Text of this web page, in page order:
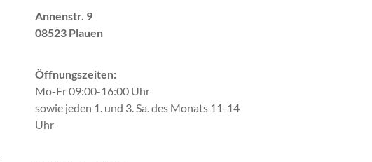
Annenstr. 9
08523 Plauen
Öffnungszeiten:
Mo-Fr 09:00-16:00 Uhr
sowie jeden 1. und 3. Sa. des Monats 11-14
Uhr